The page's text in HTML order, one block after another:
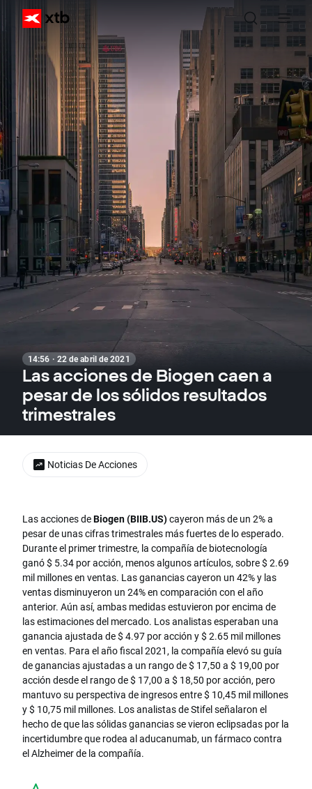
14:56 · 22 de abril de 2021
Las acciones de Biogen caen a
pesar de los sólidos resultados
trimestrales
Las acciones deBiogen (BIIB.US)cayeron más de un 2% a
pesar de unas cifras trimestrales más fuertes de lo esperado.
Durante el primer trimestre, la compañía de biotecnología
ganó $ 5.34 por acción, menos algunos artículos, sobre $ 2.69
mil millones en ventas. Las ganancias cayeron un 42% y las
ventas disminuyeron un 24% en comparación con el año
anterior. Aún así, ambas medidas estuvieron por encima de
las estimaciones del mercado. Los analistas esperaban una
ganancia ajustada de $ 4.97 por acción y $ 2.65 mil millones
en ventas. Para el año fiscal 2021, la compañía elevó su guía
de ganancias ajustadas a un rango de $ 17,50 a $ 19,00 por
acción desde el rango de $ 17,00 a $ 18,50 por acción, pero
mantuvo su perspectiva de ingresos entre $ 10,45 mil millones
y $ 10,75 mil millones. Los analistas de Stifel señalaron el
hecho de que las sólidas ganancias se vieron eclipsadas por la
incertidumbre que rodea al aducanumab, un fármaco contra
el Alzheimer de la compañía.
Noticias De Acciones